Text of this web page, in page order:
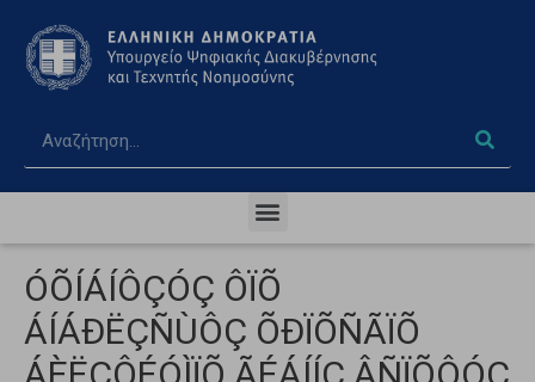
ÓÕÍÁÍÔÇÓÇ ÔÏÕ
ÁÍÁÐËÇÑÙÔÇ ÕÐÏÕÑÃÏÕ